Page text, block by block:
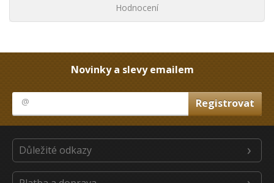
Hodnocení
Novinky a slevy emailem
Důležité odkazy